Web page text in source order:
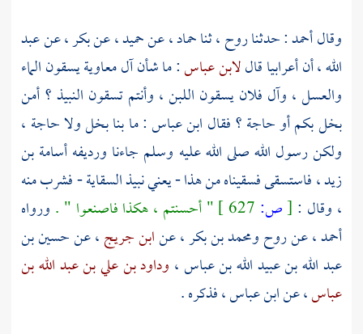
وقالأحمد: حدثناروح، ثناحماد، عنحميد، عنبكر، عنعبد
الله، أن أعرابيا قاللابن عباس: ما شأنآل معاويةيسقون الماء
والعسل ، وآل فلان يسقون اللبن ، وأنتم تسقون النبيذ ؟ أمن
بخل بكم أو حاجة ؟ فقال ابن عباس: ما بنا بخل ولا حاجة ،
ولكن رسول الله صلى الله عليه وسلم جاءنا ورديفهأسامة بن
زيد، فاستسقى فسقيناه من هذا - يعني نبيذ السقاية - فشرب منه
، وقال : [ص: " أحسنتم ، هكذا فاصنعوا " . ورواه
أحمد، عنروحومحمد بن بكر، عنابن جريج، عنحسين بن
عبد الله بن عبيد الله بن عباس، وداود بن علي بن عبد الله بن
عباس، عنابن عباس، فذكره .